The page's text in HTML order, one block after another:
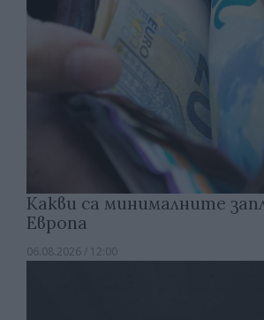
Какви са минималните
Европа
06.08.2026 / 12:00